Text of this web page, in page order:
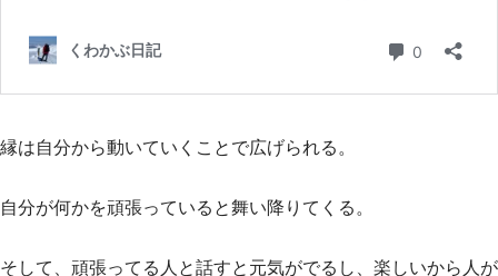
縁は自分から動いていくことで広げられる。
自分が何かを頑張っていると舞い降りてくる。
そして、頑張ってる人と話すと元気がでるし、楽しいから人が